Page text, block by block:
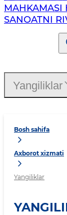
MAHKAMASI
SANOATNI
Bosh sahifa
Axborot xizmati
Yangiliklar
Yangiliklar